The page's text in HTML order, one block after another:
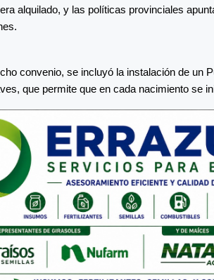
alquilado, y las políticas provinciales
convenio, se incluyó la instalación de un
que permite que en cada nacimiento se